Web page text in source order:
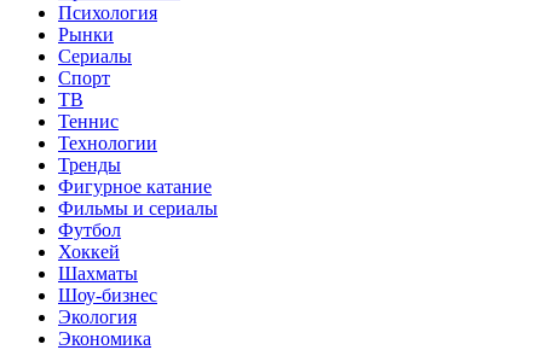
Психология
Рынки
Сериалы
Спорт
ТВ
Теннис
Технологии
Тренды
Фигурное катание
Фильмы и сериалы
Футбол
Хоккей
Шахматы
Шоу-бизнес
Экология
Экономика